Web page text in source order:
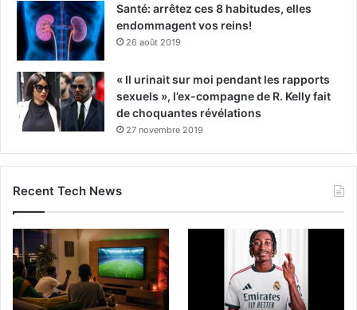
Santé: arrêtez ces 8 habitudes, elles
endommagent vos reins!
26 août 2019
« Il urinait sur moi pendant les rapports
sexuels », l’ex-compagne de R. Kelly fait
de choquantes révélations
27 novembre 2019
Recent Tech News